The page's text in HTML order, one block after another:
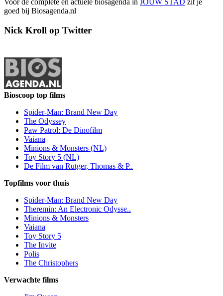
Voor de complete en actuele biosagenda in JOUW STAD zit je
goed bij Biosagenda.nl
Nick Kroll op Twitter
Bioscoop top films
Spider-Man: Brand New Day
The Odyssey
Paw Patrol: De Dinofilm
Vaiana
Minions & Monsters (NL)
Toy Story 5 (NL)
De Film van Rutger, Thomas & P..
Topfilms voor thuis
Spider-Man: Brand New Day
Theremin: An Electronic Odysse..
Minions & Monsters
Vaiana
Toy Story 5
The Invite
Polis
The Christophers
Verwachte films